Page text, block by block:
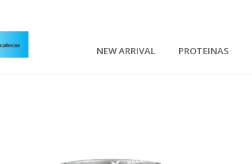
NEW ARRIVAL PROTEINAS